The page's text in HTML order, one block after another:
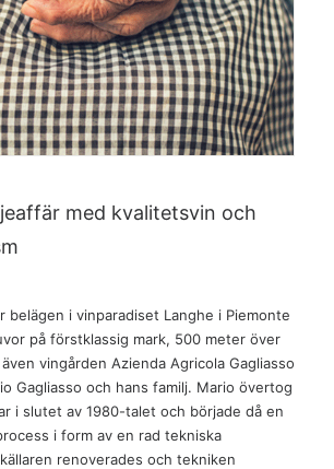
med kvalitetsvin och
belägen i vinparadiset Langhe i Piemonte
på förstklassig mark, 500 meter över
vingården Azienda Agricola Gagliasso
Gagliasso och hans familj. Mario övertog
i slutet av 1980-talet och började då en
i form av en rad tekniska
renoverades och tekniken